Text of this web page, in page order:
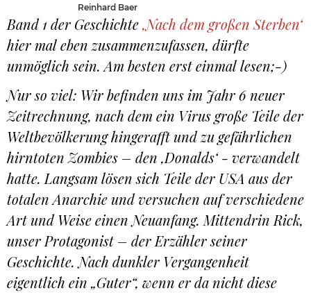
Reinhard Baer
Band 1 der Geschichte‚Nach dem großen Sterben‘
hier mal eben zusammenzufassen, dürfte
unmöglich sein. Am besten erst einmal lesen;-)
Nur so viel: Wir befinden uns im Jahr 6 neuer
Zeitrechnung, nach dem ein Virus große Teile der
Weltbevölkerung hingerafft und zu gefährlichen
hirntoten Zombies – den ‚Donalds‘ - verwandelt
hatte. Langsam lösen sich Teile der USA aus der
totalen Anarchie und versuchen auf verschiedene
Art und Weise einen Neuanfang. Mittendrin Rick,
unser Protagonist – der Erzähler seiner
Geschichte. Nach dunkler Vergangenheit
eigentlich ein „Guter“, wenn er da nicht diese